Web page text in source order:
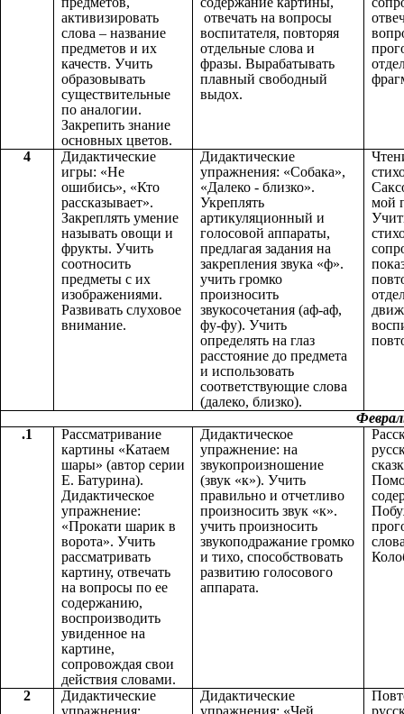
активизировать
слова – название
предметов и их
качеств. Учить
образовывать
существительные
по аналогии.
Закрепить знание
основных цветов.
отвечать на вопросы
воспитателя, повторяя
отдельные слова и
фразы. Вырабатывать
плавный свободный
выдох.
4
Дидактические
игры: «Не
ошибись», «Кто
рассказывает».
Закреплять умение
называть овощи и
фрукты. Учить
соотносить
предметы с их
изображениями.
Развивать слуховое
внимание.
Дидактические
упражнения: «Собака»,
«Далеко - близко».
Укреплять
артикуляционный и
голосовой аппараты,
предлагая задания на
закрепления звука «ф».
учить громко
произносить
звукосочетания (аф-аф,
фу-фу). Учить
определять на глаз
расстояние до предмета
и использовать
соответствующие слова
(далеко, близко).
мой
.1
Рассматривание
картины «Катаем
шары» (автор серии
Е. Батурина).
Дидактическое
упражнение:
«Прокати шарик в
ворота». Учить
рассматривать
картину, отвечать
на вопросы по ее
содержанию,
воспроизводить
увиденное на
картине,
сопровождая свои
действия словами.
Дидактическое
упражнение: на
звукопроизношение
(звук «к»). Учить
правильно и отчетливо
произносить звук «к».
учить произносить
звукоподражание громко
и тихо, способствовать
развитию голосового
аппарата.
2
Дидактические
упражнения:
Дидактические
упражнения: «Чей